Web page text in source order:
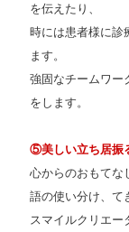
を伝えたり、
時には患者様に診
ます。
強固なチームワー
をします。
⑤美しい立ち居振
心からのおもてな
語の使い分け、て
スマイルクリエー